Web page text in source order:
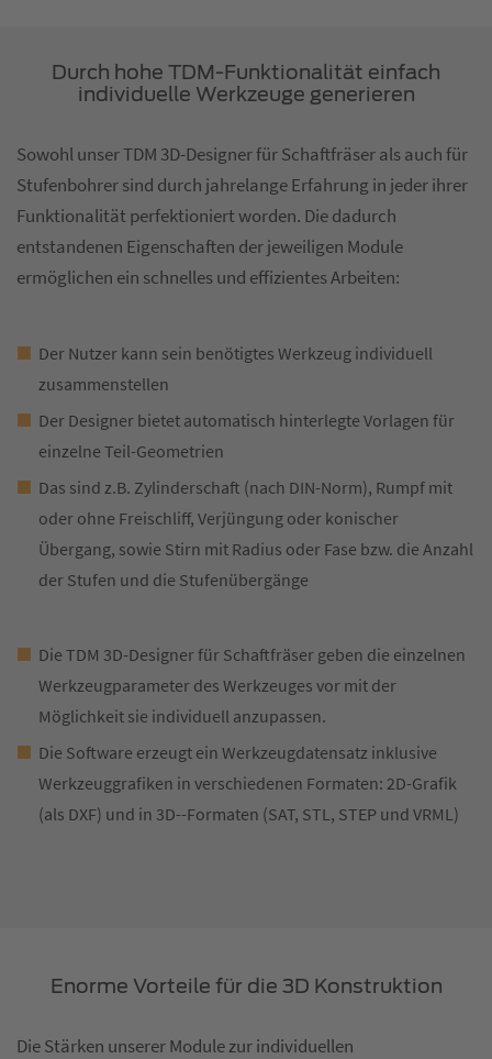
Durch hohe TDM-Funktionalität einfach
individuelle Werkzeuge generieren
Sowohl unser TDM 3D-Designer für Schaftfräser als auch für
Stufenbohrer sind durch jahrelange Erfahrung in jeder ihrer
Funktionalität perfektioniert worden. Die dadurch
entstandenen Eigenschaften der jeweiligen Module
ermöglichen ein schnelles und effizientes Arbeiten:
Der Nutzer kann sein benötigtes Werkzeug individuell
zusammenstellen
Der Designer bietet automatisch hinterlegte Vorlagen für
einzelne Teil-Geometrien
Das sind z.B. Zylinderschaft (nach DIN-Norm), Rumpf mit
oder ohne Freischliff, Verjüngung oder konischer
Übergang, sowie Stirn mit Radius oder Fase bzw. die Anzahl
der Stufen und die Stufenübergänge
Die TDM 3D-Designer für Schaftfräser geben die einzelnen
Werkzeugparameter des Werkzeuges vor mit der
Möglichkeit sie individuell anzupassen.
Die Software erzeugt ein Werkzeugdatensatz inklusive
Werkzeuggrafiken in verschiedenen Formaten: 2D-Grafik
(als DXF) und in 3D--Formaten (SAT, STL, STEP und VRML)
Enorme Vorteile für die 3D Konstruktion
Die Stärken unserer Module zur individuellen